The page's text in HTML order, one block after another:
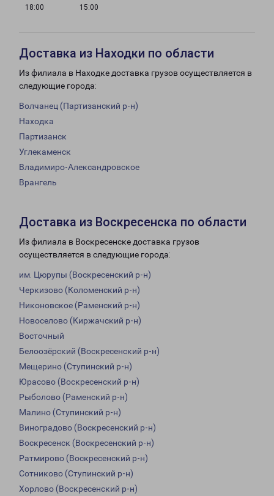
18:00
15:00
Доставка из Находки по области
Из филиала в Находке доставка грузов осуществляется в
следующие города:
Волчанец (Партизанский р-н)
Находка
Партизанск
Углекаменск
Владимиро-Александровское
Врангель
Доставка из Воскресенска по области
Из филиала в Воскресенске доставка грузов
осуществляется в следующие города:
им. Цюрупы (Воскресенский р-н)
Черкизово (Коломенский р-н)
Никоновское (Раменский р-н)
Новоселово (Киржачский р-н)
Восточный
Белоозёрский (Воскресенский р-н)
Мещерино (Ступинский р-н)
Юрасово (Воскресенский р-н)
Рыболово (Раменский р-н)
Малино (Ступинский р-н)
Виноградово (Воскресенский р-н)
Воскресенск (Воскресенский р-н)
Ратмирово (Воскресенский р-н)
Сотниково (Ступинский р-н)
Хорлово (Воскресенский р-н)